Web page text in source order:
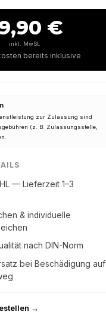
€
inkl. MwSt.
bereits inklusive
zur Zulassung sind
(z. B. Zulassungsstelle,
— Lieferzeit 1–3
& individuelle
nach DIN-Norm
bei Beschädigung auf
→